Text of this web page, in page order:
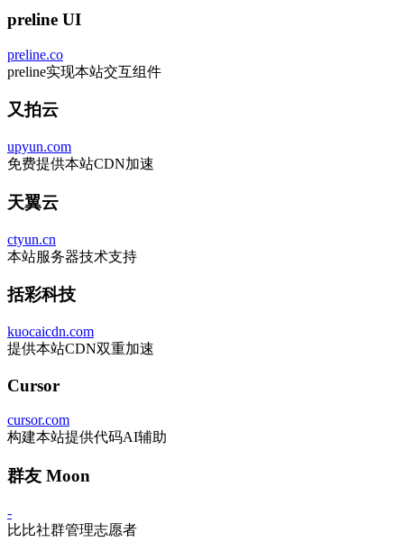
preline UI
preline.co
preline实现本站交互组件
又拍云
upyun.com
免费提供本站CDN加速
天翼云
ctyun.cn
本站服务器技术支持
括彩科技
kuocaicdn.com
提供本站CDN双重加速
Cursor
cursor.com
构建本站提供代码AI辅助
群友 Moon
-
比比社群管理志愿者